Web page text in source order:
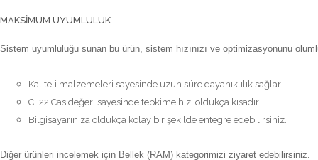
MAKSIMUM UYUMLULUK
Sistem uyumluluğu sunan bu ürün, sistem hızınızı ve optimizasyonunu
Kaliteli malzemeleri sayesinde uzun süre dayanıklılık sağlar.
CL22 Cas değeri sayesinde tepkime hızı oldukça kısadır.
Bilgisayarınıza oldukça kolay bir şekilde entegre edebilirsiniz.
Diğer ürünleri incelemek için Bellek (RAM) kategorimizi ziyaret edebilirsiniz.